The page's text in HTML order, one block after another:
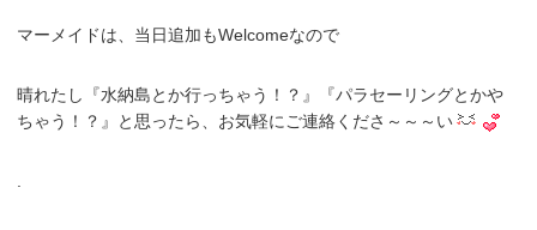
マーメイドは、当日追加もWelcomeなので
晴れたし『水納島とか行っちゃう！？』『パラセーリングとかや
ちゃう！？』と思ったら、お気軽にご連絡くださ～～～い